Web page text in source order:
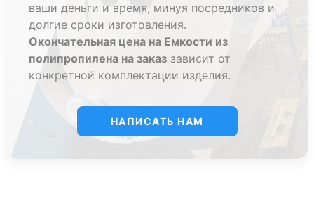
все пластиковые емкости для воды на заказ
производства компании Aleplast
изготавливаются из высокоэкологичного
первичного листового полипропилена.
нестандартные емкости под заказ из
полипропилена производятся из полипропилена
зависимости от особенностей конструкции.
высокая точность исполнения емкостей
оборудования - фрезерных станков и комплекса
ваши деньги и время, минуя посредников и
долгие сроки изготовления.
Окончательная цена на Емкости из
полипропилена на заказ зависит от
конкретной комплектации изделия.
НАПИСАТЬ НАМ